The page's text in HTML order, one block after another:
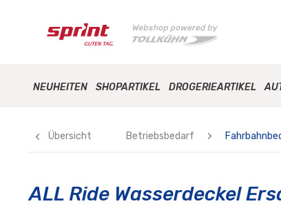
NEUHEITEN SHOPARTIKEL DROGERIEARTIKEL
Übersicht Betriebsbedarf
ALL Ride Wasserdeckel